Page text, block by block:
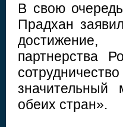
В свою
Прадхан
партнерства
значительный
обеих стран».